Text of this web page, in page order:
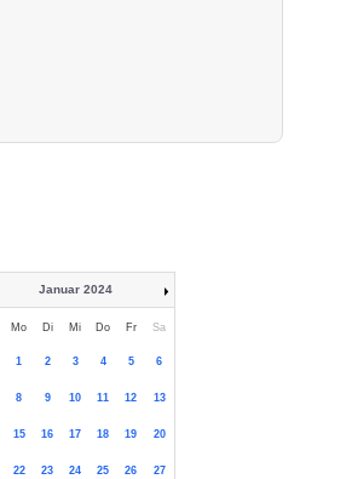
Januar 2024
Mo Di Mi Do Fr Sa
1 2 3 4 5 6
8 9 10 11 12 13
15 16 17 18 19 20
22 23 24 25 26 27